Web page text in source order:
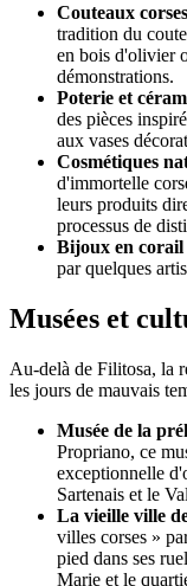
Couteaux
tradition du
en bois d'olivier
démonstrations.
Poterie et
des pièces
aux vases
Cosmétiques
d'immortelle
leurs produits
processus de
Bijoux en corail
par quelques
Musées et
Au-delà de Filitosa, la
les jours de mauvais
Musée de la
Propriano, ce
exceptionnelle
Sartenais et le
La vieille ville
villes corses »
pied dans ses
Marie et le